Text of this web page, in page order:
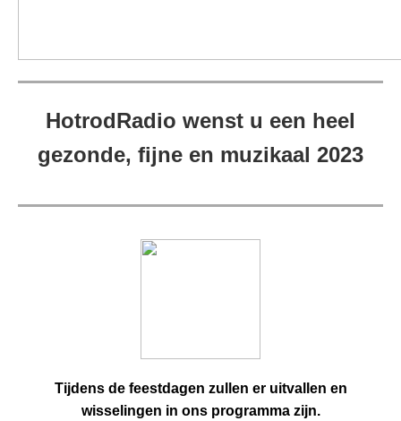
HotrodRadio wenst u een heel
gezonde, fijne en muzikaal 2023
Tijdens de feestdagen zullen er uitvallen en
wisselingen in ons programma zijn.